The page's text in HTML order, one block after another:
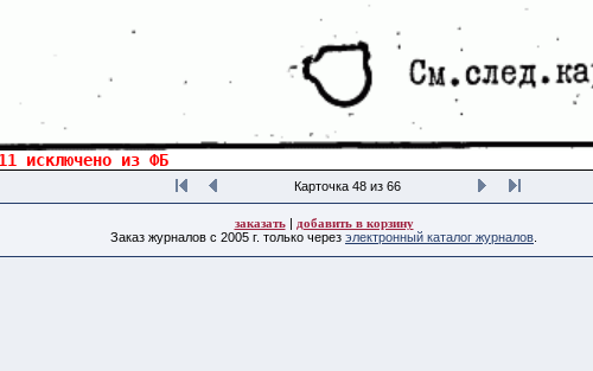
Карточка 48 из 66
заказать| добавить в корзину
Заказ журналов с 2005 г. только через электронный каталог журналов